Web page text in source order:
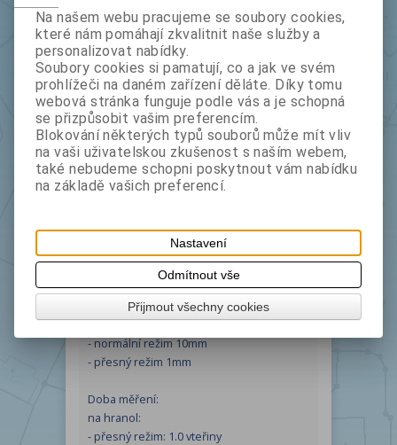
Zorné pole:
- minimální zaostření 1.5m
Měření vzdáleností:
- světelný zdroj: laserová třída 1
Měřický dosah:
- bez hranolu: 1,5m až 800m (KGC)
Normalní podmínky (viditelnost 40km):
- štítek: 1,5m až 300m
- hranol: 1,5m až 5000m
Přesnost:
- hranol +/-(2+2 ppm x D)mm
- štítek +/-(3+2ppm x D)mm
- bez hranolu +/-(3+2ppm x D)mm
Nejmenší zobrazená hodnota
- normální režim 10mm
- přesný režim 1mm
Doba měření:
na hranol:
- přesný režim: 1.0 vteřiny
Na našem webu pracujeme se soubory cookies,
které nám pomáhají zkvalitnit naše služby a
personalizovat nabídky.
Soubory cookies si pamatují, co a jak ve svém
prohlížeči na daném zařízení děláte. Díky tomu
webová stránka funguje podle vás a je schopná
se přizpůsobit vašim preferencím.
Blokování některých typů souborů může mít vliv
na vaši uživatelskou zkušenost s naším webem,
také nebudeme schopni poskytnout vám nabídku
na základě vašich preferencí.
Nastavení
Odmítnout vše
Přijmout všechny cookies